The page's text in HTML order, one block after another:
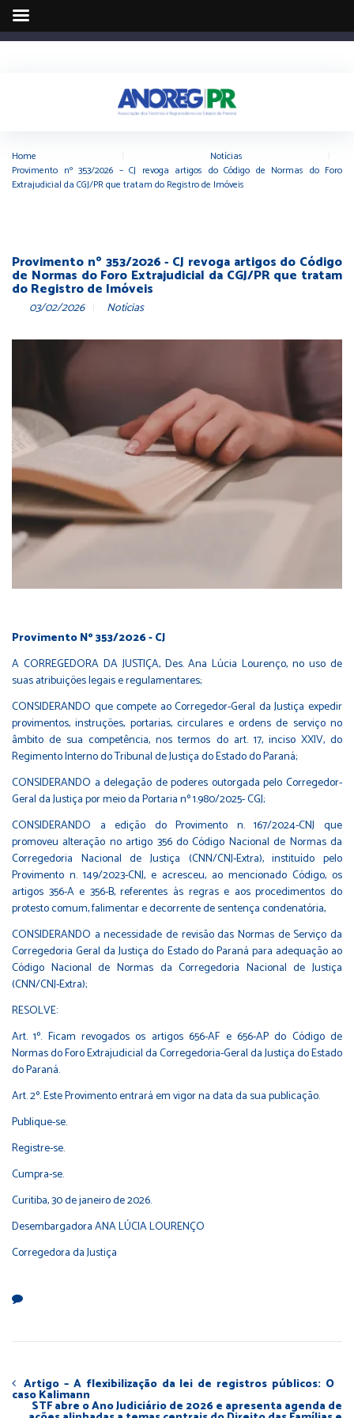
Home Notícias
Provimento nº 353/2026 – CJ revoga artigos do Código de Normas do Foro
Extrajudicial da CGJ/PR que tratam do Registro de Imóveis
Provimento nº 353/2026 - CJ revoga artigos do Código
de Normas do Foro Extrajudicial da CGJ/PR que tratam
do Registro de Imóveis
03/02/2026 Notícias
Provimento Nº 353/2026 - CJ
A CORREGEDORA DA JUSTIÇA, Des. Ana Lúcia Lourenço, no uso de
suas atribuições legais e regulamentares;
CONSIDERANDO que compete ao Corregedor-Geral da Justiça expedir
provimentos, instruções, portarias, circulares e ordens de serviço no
âmbito de sua competência, nos termos do art. 17, inciso XXIV, do
Regimento Interno do Tribunal de Justiça do Estado do Paraná;
CONSIDERANDO a delegação de poderes outorgada pelo Corregedor-
Geral da Justiça por meio da Portaria nº 1.980/2025- CGJ;
CONSIDERANDO a edição do Provimento n. 167/2024-CNJ que
promoveu alteração no artigo 356 do Código Nacional de Normas da
Corregedoria Nacional de Justiça (CNN/CNJ-Extra), instituído pelo
Provimento n. 149/2023-CNJ, e acresceu, ao mencionado Código, os
artigos 356-A e 356-B, referentes às regras e aos procedimentos do
protesto comum, falimentar e decorrente de sentença condenatória,
CONSIDERANDO a necessidade de revisão das Normas de Serviço da
Corregedoria Geral da Justiça do Estado do Paraná para adequação ao
Código Nacional de Normas da Corregedoria Nacional de Justiça
(CNN/CNJ-Extra);
RESOLVE:
Art. 1º. Ficam revogados os artigos 656-AF e 656-AP do Código de
Normas do Foro Extrajudicial da Corregedoria-Geral da Justiça do Estado
do Paraná.
Art. 2º. Este Provimento entrará em vigor na data da sua publicação.
Publique-se.
Registre-se.
Cumpra-se.
Curitiba, 30 de janeiro de 2026.
Desembargadora ANA LÚCIA LOURENÇO
Corregedora da Justiça
Artigo – A flexibilização da lei de registros públicos: O
caso Kalimann
STF abre o Ano Judiciário de 2026 e apresenta agenda de